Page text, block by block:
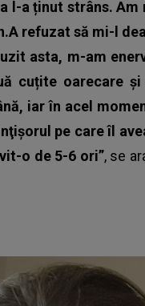
l-a ținut strâns.
refuzat să mi-l
asta, m-am
cuțite oarecare
iar în acel
pe care îl
o de 5-6 ori”, se